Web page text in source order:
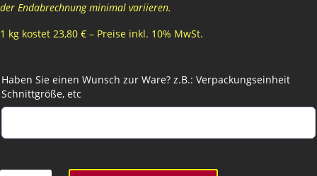
der Endabrechnung minimal variieren.
1 kg kostet 23,80 € – Preise inkl. 10% MwSt.
Haben Sie einen Wunsch zur Ware? z.B.: Verpackungseinheit
Schnittgröße, etc